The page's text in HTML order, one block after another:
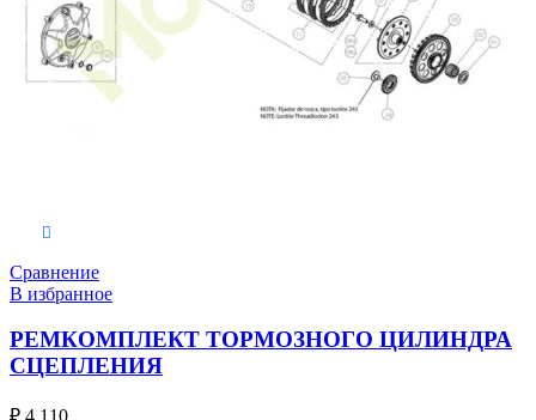
Сравнение
В избранное
РЕМКОМПЛЕКТ ТОРМОЗНОГО ЦИЛИНДРА
СЦЕПЛЕНИЯ